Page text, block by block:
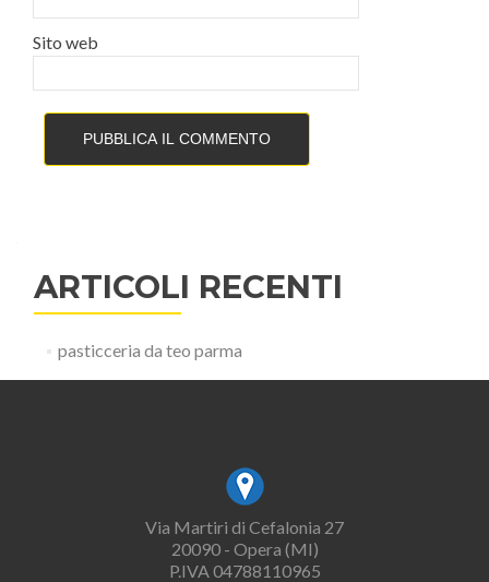
Sito web
ARTICOLI RECENTI
pasticceria da teo parma
Via Martiri di Cefalonia 27
20090 - Opera (MI)
P.IVA 04788110965